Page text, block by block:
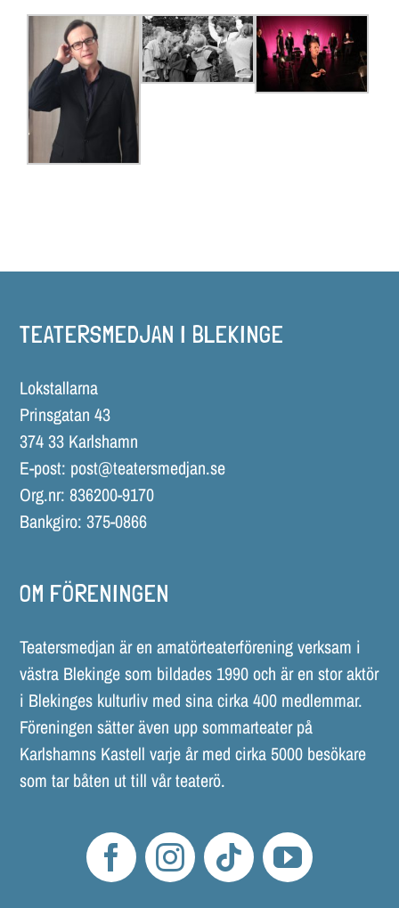
TEATERSMEDJAN I BLEKINGE
Lokstallarna
Prinsgatan 43
374 33 Karlshamn
E-post: post@teatersmedjan.se
Org.nr: 836200-9170
Bankgiro: 375-0866
OM FÖRENINGEN
Teatersmedjan är en amatörteaterförening verksam i
västra Blekinge som bildades 1990 och är en stor aktör
i Blekinges kulturliv med sina cirka 400 medlemmar.
Föreningen sätter även upp sommarteater på
Karlshamns Kastell varje år med cirka 5000 besökare
som tar båten ut till vår teaterö.